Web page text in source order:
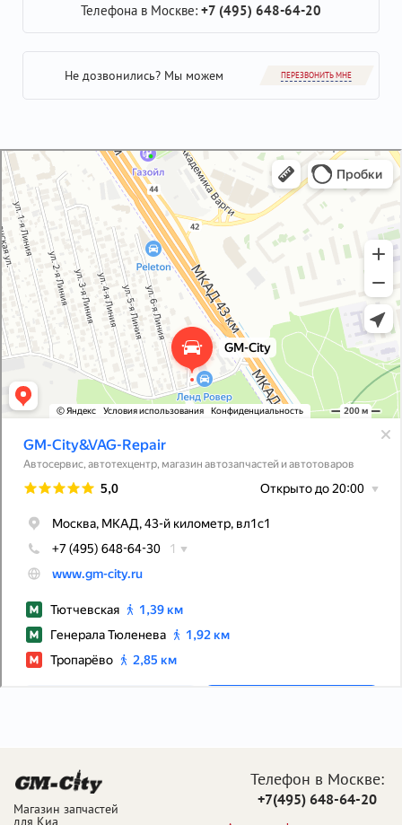
Телефона в Москве: +7 (495) 648-64-20
Не дозвонились? Мы можем ПЕРЕЗВОНИТЬ МНЕ
GM-City&VAG-Repair
Автосервис, автотехцентр в Москве
Магазин автозапчастей и автотоваров в Москве
Магазин запчастей
для Киа
Телефон в Москве:
+7(495) 648-64-20